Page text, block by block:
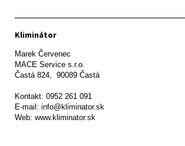
Kliminátor
Marek Červenec
MACE Service s.r.o.
Častá 824,  90089 Častá
Kontakt: 0952 261 091
E-mail: info@kliminator.sk
Web: www.kliminator.sk